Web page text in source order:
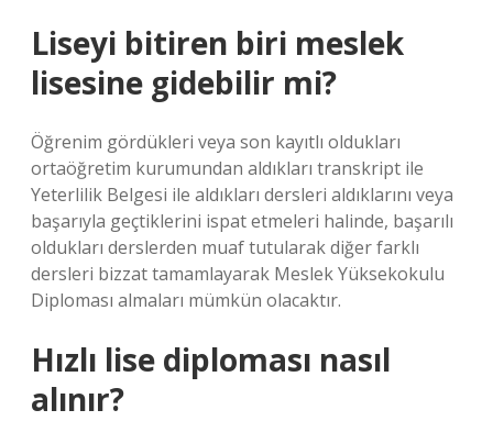
Liseyi bitiren biri meslek
lisesine gidebilir mi?
Öğrenim gördükleri veya son kayıtlı oldukları
ortaöğretim kurumundan aldıkları transkript ile
Yeterlilik Belgesi ile aldıkları dersleri aldıklarını veya
başarıyla geçtiklerini ispat etmeleri halinde, başarılı
oldukları derslerden muaf tutularak diğer farklı
dersleri bizzat tamamlayarak Meslek Yüksekokulu
Diploması almaları mümkün olacaktır.
Hızlı lise diploması nasıl
alınır?